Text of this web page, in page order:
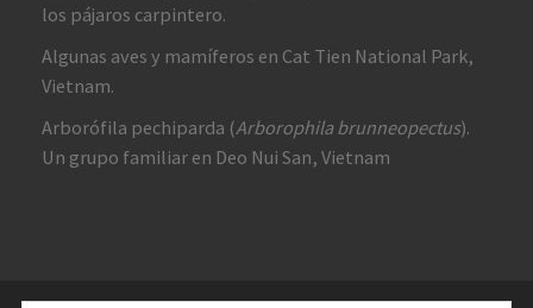
los pájaros carpintero.
Algunas aves y mamíferos en Cat Tien National Park,
Vietnam.
Arborófila pechiparda (Arborophila brunneopectus).
Un grupo familiar en Deo Nui San, Vietnam